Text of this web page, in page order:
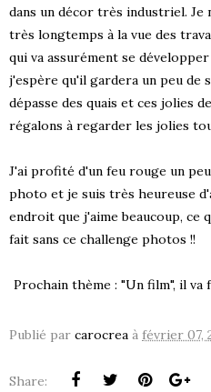
dans un décor très industriel. Je
très longtemps à la vue des
qui va assurément se développer
j'espère qu'il gardera un peu de
dépasse des quais et ces jolies
régalons à regarder les jolies
J'ai profité d'un feu rouge un
photo et je suis très heureuse
endroit que j'aime beaucoup, ce
fait sans ce challenge photos !!
Prochain thème : "Un film", il
Publié par carocrea à février 07,
Share: